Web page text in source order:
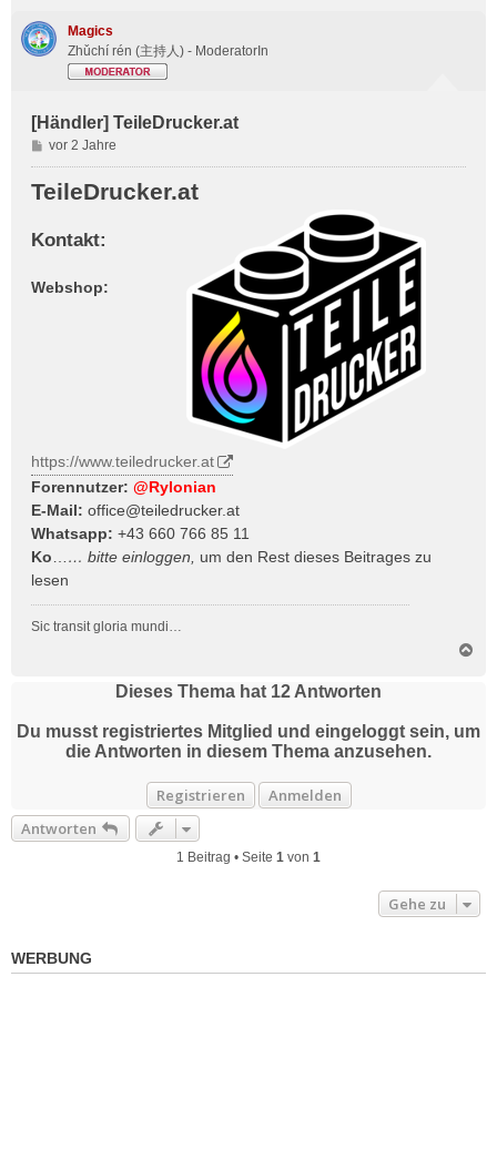
Magics
Zhǔchí rén (主持人) - ModeratorIn
[Händler] TeileDrucker.at
B
e
i
t
a
vor 2 Jahre
TeileDrucker.at
Kontakt:
Webshop:
https://www.teiledrucker.at
Forennutzer: @Rylonian
E-Mail: office@teiledrucker.at
Whatsapp: +43 660 766 85 11
Ko
… bitte einloggen
um den Rest dieses Beitrages zu
lesen
Sic transit gloria mundi…
b
Dieses Thema hat 12 Antworten
Du musst registriertes Mitglied und eingeloggt sein, um
die Antworten in diesem Thema anzusehen.
Registrieren
Anmelden
Antworten
1 Beitrag • Seite 1 von 1
Gehe zu
WERBUNG